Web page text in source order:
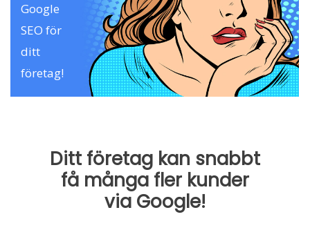
Google
SEO för
ditt
företag!
Ditt företag kan snabbt
få många fler kunder
via Google!